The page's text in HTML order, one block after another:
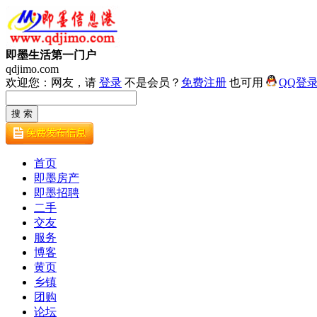
即墨生活第一门户
qdjimo.com
欢迎您：网友，请 登录 不是会员？ 免费注册 也可用 QQ登
首页
即墨房产
即墨招聘
二手
交友
服务
博客
黄页
乡镇
团购
论坛